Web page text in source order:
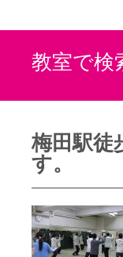
教室で検
梅田駅徒
す。